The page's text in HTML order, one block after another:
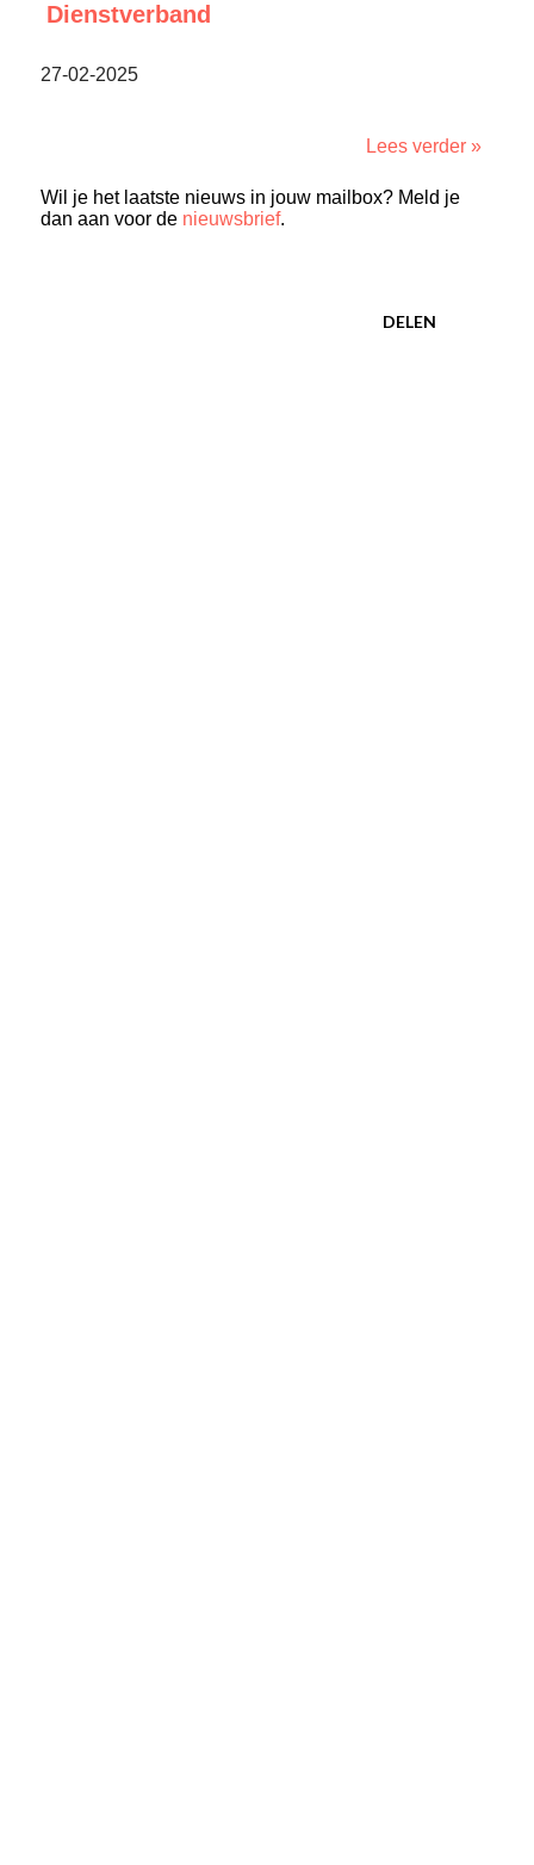
Dienstverband
27-02-2025
Lees verder »
Wil je het laatste nieuws in jouw mailbox? Meld je
dan aan voor de nieuwsbrief.
DELEN